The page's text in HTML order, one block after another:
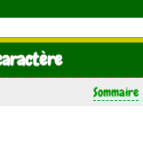
Sommaire